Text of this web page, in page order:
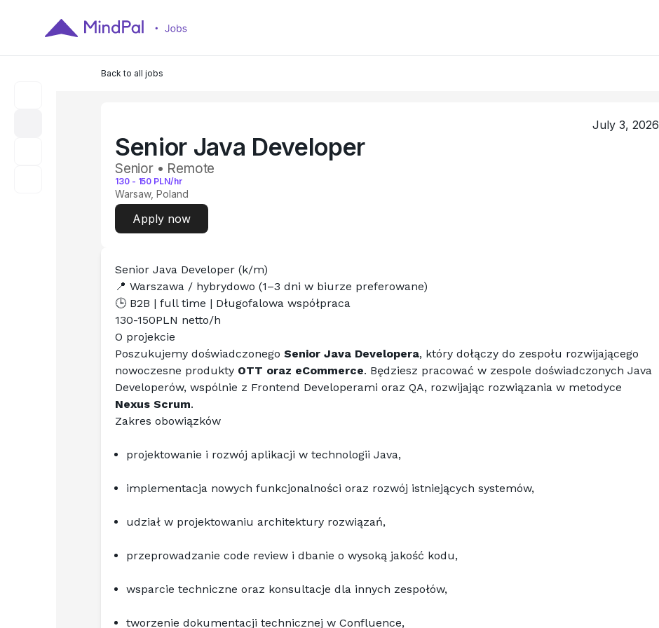
Back to all jobs
July 3, 2026
Senior Java Developer
Senior • Remote
130- 150 PLN/hr
Warsaw, Poland
Apply now
Senior Java Developer (k/m)
📍 Warszawa / hybrydowo (1–3 dni w biurze preferowane)
🕒 B2B | full time | Długofalowa współpraca
130-150PLN netto/h
O projekcie
Poszukujemy doświadczonego Senior Java Developera, który dołączy do zespołu rozwijającego
nowoczesne produkty OTT oraz eCommerce. Będziesz pracować w zespole doświadczonych Java
Nexus Scrum.
Zakres obowiązków
projektowanie i rozwój aplikacji w technologii Java,
implementacja nowych funkcjonalności oraz rozwój istniejących systemów,
udział w projektowaniu architektury rozwiązań,
przeprowadzanie code review i dbanie o wysoką jakość kodu,
wsparcie techniczne oraz konsultacje dla innych zespołów,
tworzenie dokumentacji technicznej w Confluence,